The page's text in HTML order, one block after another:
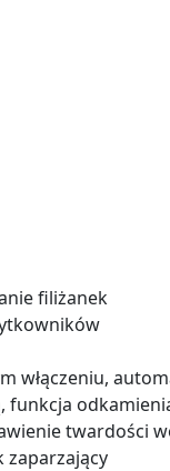
filiżanek
włączeniu,
funkcja
twardości
zaparzający